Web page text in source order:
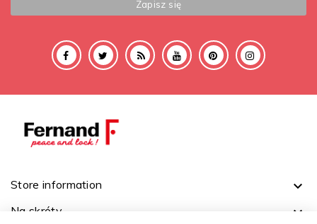
Store information 
Na skróty 